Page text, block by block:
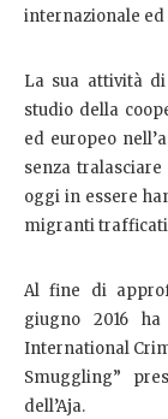
internazionale ed
La sua attività
studio della
ed europeo
senza
oggi in essere
migranti
Al fine di
giugno 2016
International
Smuggling”
dell’Aja.